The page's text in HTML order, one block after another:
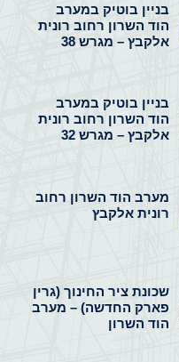
בניין בוטיק במערב
הוד השרון רחוב רונית
אלקבץ – מגרש 38
בניין בוטיק במערב
הוד השרון רחוב רונית
אלקבץ – מגרש 32
מערב הוד השרון רחוב
רונית אלקבץ
שכונת ציר החינוך (גרין
פארק החדשה) – מערב
הוד השרון